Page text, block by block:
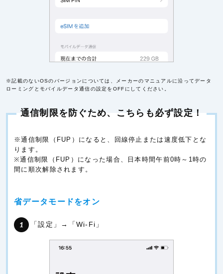
※記載のないOSのバージョンについては、メーカーのマニュアルに沿ってデータ
ローミングとモバイルデータ通信の設定をOFFにしてください。
通信制限を防ぐため、こちらも必ず設定！
※通信制限（FUP）になると、回線停止または速度低下とな
ります。
※通信制限（FUP）になった場合、日本時間午前0時～1時の
間に順次解除されます。
省データモードをオン
「設定」→「Wi-Fi」